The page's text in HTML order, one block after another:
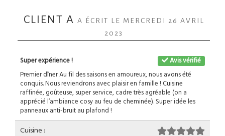
CLIENT A A ÉCRIT LE MERCREDI 26 AVRIL
2023
Avis vérifié
Super expérience !
Premier dîner Au fil des saisons en amoureux, nous avons été
conquis. Nous reviendrons avec plaisir en famille ! Cuisine
raffinée, goûteuse, super service, cadre très agréable (on a
apprécié l’ambiance cosy au feu de cheminée). Super idée les
panneaux anti-bruit au plafond !
Cuisine :